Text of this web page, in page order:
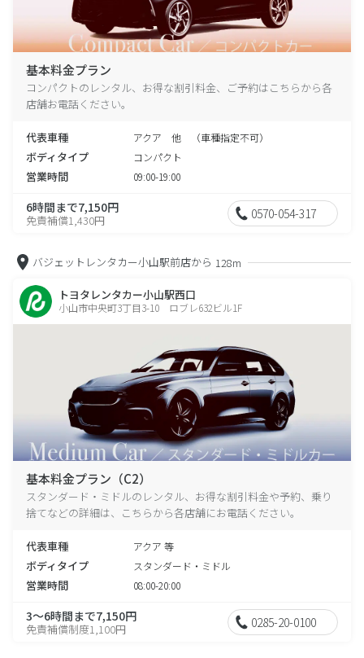
基本料金プラン
コンパクトのレンタル、お得な割引料金、ご予約はこちらから各
店舗お電話ください。
代表車種 アクア 他 （車種指定不可）
ボディタイプ コンパクト
営業時間 09:00-19:00
6時間まで7,150円
免責補償1,430円 0570-054-317
バジェットレンタカー小山駅前店から 128m
トヨタレンタカー小山駅西口
小山市中央町3丁目3-10 ロブレ632ビル1F
基本料金プラン（C2）
スタンダード・ミドルのレンタル、お得な割引料金や予約、乗り
捨てなどの詳細は、こちらから各店舗にお電話ください。
代表車種 アクア 等
ボディタイプ スタンダード・ミドル
営業時間 08:00-20:00
3～6時間まで7,150円
免責補償制度1,100円 0285-20-0100